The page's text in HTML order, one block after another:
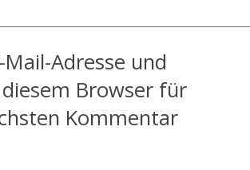
Mail-Adresse und
Browser für
Kommentar